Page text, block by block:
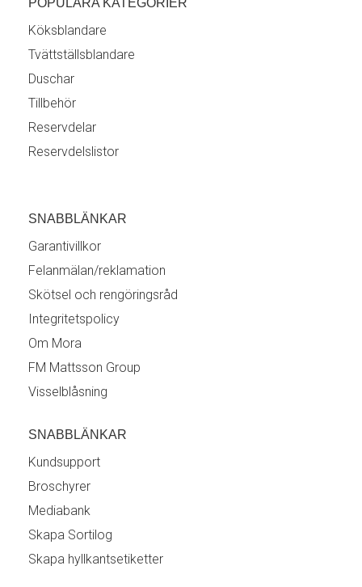
POPULÄRA KATEGORIER
Köksblandare
Tvättställsblandare
Duschar
Tillbehör
Reservdelar
Reservdelslistor
SNABBLÄNKAR
Garantivillkor
Felanmälan/reklamation
Skötsel och rengöringsråd
Integritetspolicy
Om Mora
FM Mattsson Group
Visselblåsning
SNABBLÄNKAR
Kundsupport
Broschyrer
Mediabank
Skapa Sortilog
Skapa hyllkantsetiketter